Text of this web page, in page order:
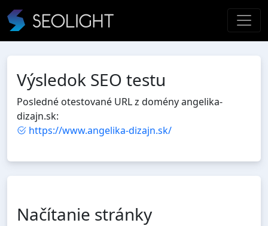
Výsledok SEO testu
Posledné otestované URL z domény angelika-
dizajn.sk:
https://www.angelika-dizajn.sk/
Načítanie stránky